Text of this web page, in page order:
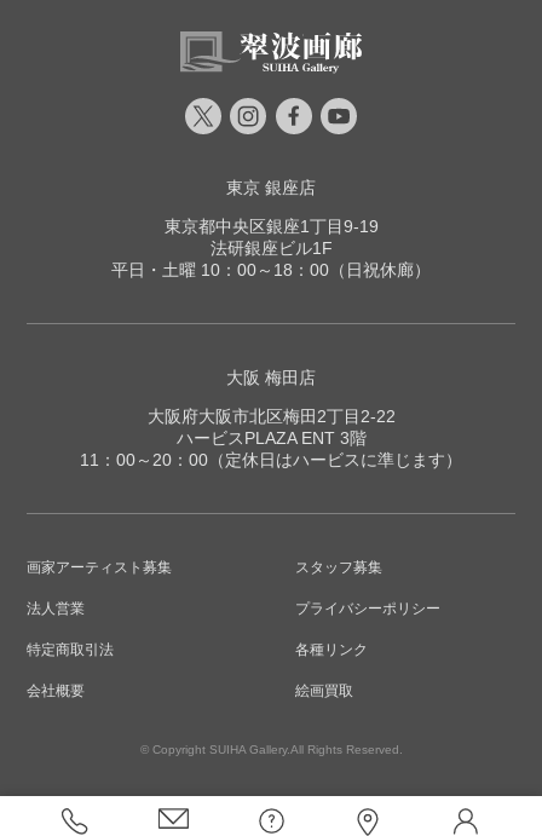
東京 銀座店
東京都中央区銀座1丁目9-19
法研銀座ビル1F
平日・土曜 10：00～18：00（日祝休廊）
大阪 梅田店
大阪府大阪市北区梅田2丁目2-22
ハービスPLAZA ENT 3階
11：00～20：00（定休日はハービスに準じます）
画家アーティスト募集 スタッフ募集
法人営業 プライバシーポリシー
特定商取引法 各種リンク
会社概要 絵画買取
© Copyright SUIHA Gallery.All Rights Reserved.